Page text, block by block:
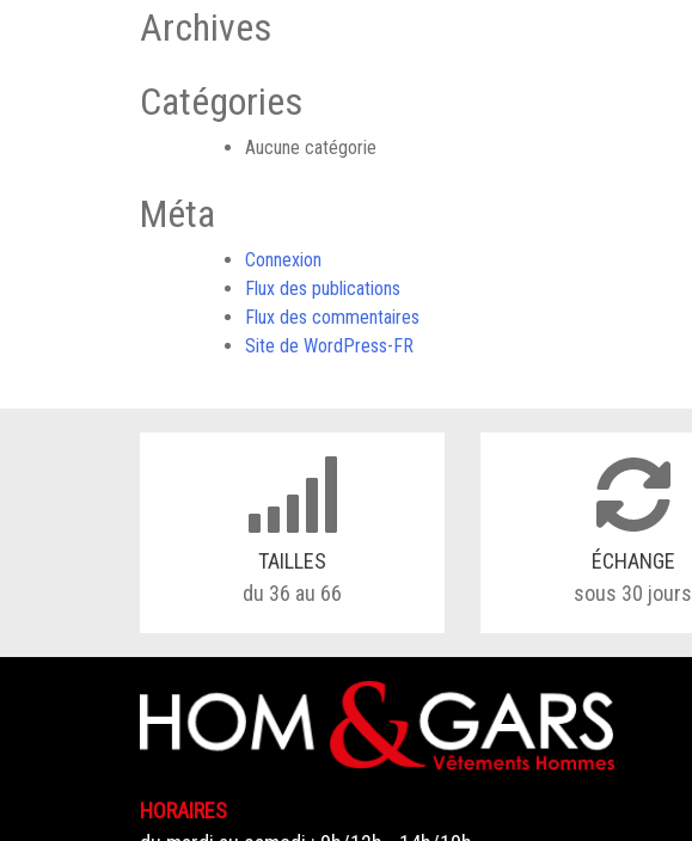
Archives
Catégories
Aucune catégorie
Méta
Connexion
Flux des publications
Flux des commentaires
Site de WordPress-FR
TAILLES
du 36 au 66
ÉCHANGE
sous 30 jours
HORAIRES